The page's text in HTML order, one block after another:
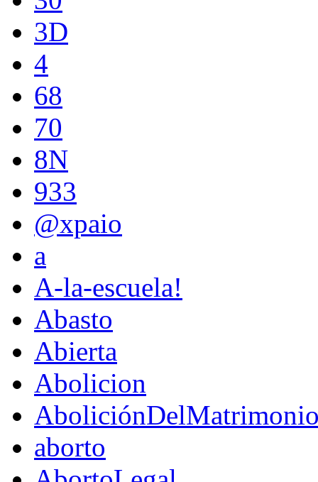
3D
4
68
70
8N
933
@xpaio
a
A-la-escuela!
Abasto
Abierta
Abolicion
aborto